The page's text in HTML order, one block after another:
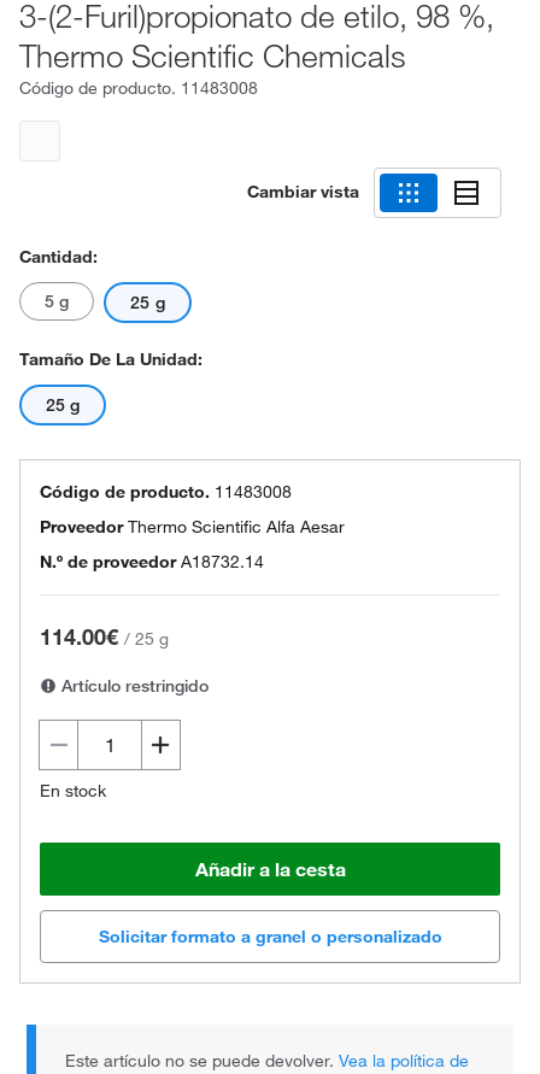
3-(2-Furil)propionato de etilo, 98 %,
Thermo Scientific Chemicals
Código de producto. 11483008
Cambiar vista
Cantidad:
5 g 25 g
Tamaño De La Unidad:
25 g
Código de producto. 11483008
ProveedorThermo Scientific Alfa Aesar
N.º de proveedor A18732.14
114.00€ / 25 g
Artículo restringido
En stock
Añadir a la cesta
Solicitar formato a granel o personalizado
Este artículo no se puede devolver.Vea la política de